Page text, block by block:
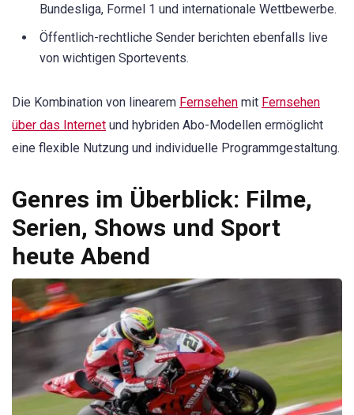
Bundesliga, Formel 1 und internationale Wettbewerbe.
Öffentlich-rechtliche Sender berichten ebenfalls live
von wichtigen Sportevents.
Die Kombination von linearem Fernsehen mit Fernsehen
über das Internet und hybriden Abo-Modellen ermöglicht
eine flexible Nutzung und individuelle Programmgestaltung.
Genres im Überblick: Filme,
Serien, Shows und Sport
heute Abend